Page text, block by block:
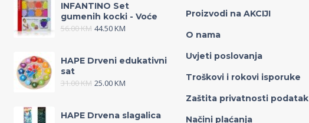
INFANTINO Set
gumenih kocki - Voće
56.00KM 44.50KM
HAPE Drveni edukativni
sat
31.00KM 25.00KM
HAPE Drvena slagalica
Proizvodi na AKCIJI
O nama
Uvjeti poslovanja
Troškovi i rokovi isporuke
Zaštita privatnosti
Načini plaćanja